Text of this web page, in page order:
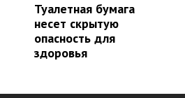
Туалетная бумага
несет скрытую
опасность для
здоровья